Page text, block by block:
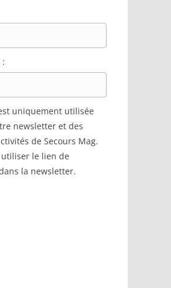
uniquement utilisée
newsletter et des
de Secours Mag.
le lien de
la newsletter.